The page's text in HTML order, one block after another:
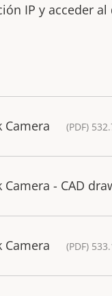
IP y acceder
Camera (PDF)
- CAD
Camera (PDF)